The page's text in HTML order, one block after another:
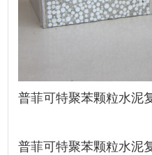
普菲可特聚苯颗粒水泥
普菲可特聚苯颗粒水泥